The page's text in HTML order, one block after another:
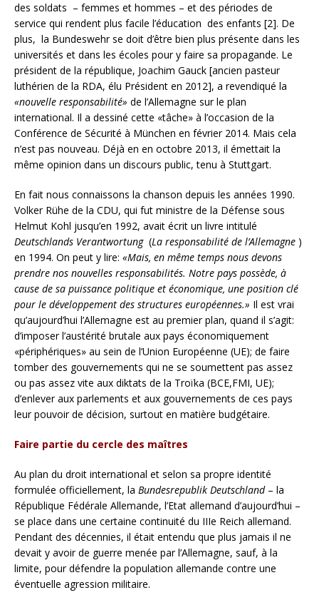
des soldats – femmes et hommes – et des périodes de
service qui rendent plus facile l’éducation des enfants [2]. De
plus, la Bundeswehr se doit d’être bien plus présente dans les
universités et dans les écoles pour y faire sa propagande. Le
président de la république, Joachim Gauck [ancien pasteur
luthérien de la RDA, élu Président en 2012], a revendiqué la
«nouvelle responsabilité» de l’Allemagne sur le plan
international. Il a dessiné cette «tâche» à l’occasion de la
Conférence de Sécurité à München en février 2014. Mais cela
n’est pas nouveau. Déjà en en octobre 2013, il émettait la
même opinion dans un discours public, tenu à Stuttgart.
En fait nous connaissons la chanson depuis les années 1990.
Volker Rühe de la CDU, qui fut ministre de la Défense sous
Helmut Kohl jusqu’en 1992, avait écrit un livre intitulé
Deutschlands Verantwortung (La responsabilité de l’Allemagne )
en 1994. On peut y lire: «Mais, en même temps nous devons
prendre nos nouvelles responsabilités. Notre pays possède, à
cause de sa puissance politique et économique, une position clé
pour le développement des structures européennes.» Il est vrai
qu’aujourd’hui l’Allemagne est au premier plan, quand il s’agit:
d’imposer l’austérité brutale aux pays économiquement
«périphériques» au sein de l’Union Européenne (UE); de faire
tomber des gouvernements qui ne se soumettent pas assez
ou pas assez vite aux diktats de la Troïka (BCE,FMI, UE);
d’enlever aux parlements et aux gouvernements de ces pays
leur pouvoir de décision, surtout en matière budgétaire.
Faire partie du cercle des maîtres
Au plan du droit international et selon sa propre identité
formulée officiellement, la Bundesrepublik Deutschland– la
République Fédérale Allemande, l’Etat allemand d’aujourd’hui –
se place dans une certaine continuité du IIIe Reich allemand.
Pendant des décennies, il était entendu que plus jamais il ne
devait y avoir de guerre menée par l’Allemagne, sauf, à la
limite, pour défendre la population allemande contre une
éventuelle agression militaire.